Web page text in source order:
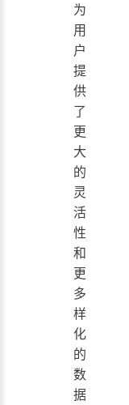
为
用
户
提
供
了
更
大
的
灵
活
性
和
更
多
样
化
的
数
据